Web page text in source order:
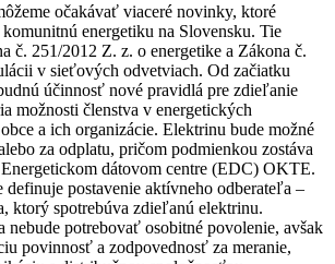
očakávať viaceré novinky, ktoré
energetiku na Slovensku. Tie
č. 251/2012 Z. z. o energetike a Zákona č.
v sieťových odvetviach. Od začiatku
účinnosť nové pravidlá pre zdieľanie
možnosti členstva v energetických
a ich organizácie. Elektrinu bude možné
za odplatu, pričom podmienkou zostáva
dátovom centre (EDC) OKTE.
definuje postavenie aktívneho odberateľa –
ktorý spotrebúva zdieľanú elektrinu.
nebude potrebovať osobitné povolenie, avšak
povinnosť a zodpovednosť za meranie,